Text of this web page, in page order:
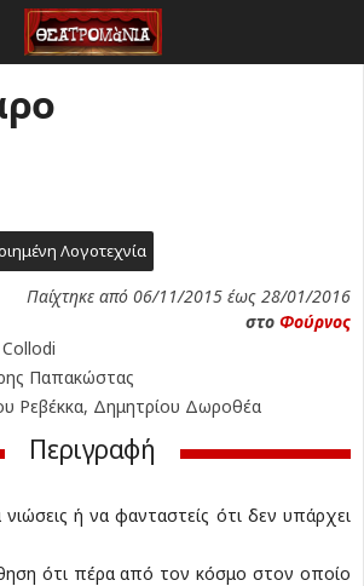
Λογοτεχνία
Παίχτηκε από 06/11/2015 έως 28/01/2016
στο Φούρνος
Παπακώστας
Ρεβέκκα, Δημητρίου Δωροθέα
Περιγραφή
ή να φανταστείς ότι δεν υπάρχει
ότι πέρα από τον κόσμο στον οποίο